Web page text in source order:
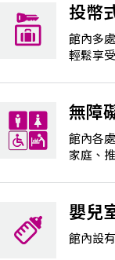
投幣
館內多
輕鬆享
無障
館內各
家庭、
嬰兒
館內設